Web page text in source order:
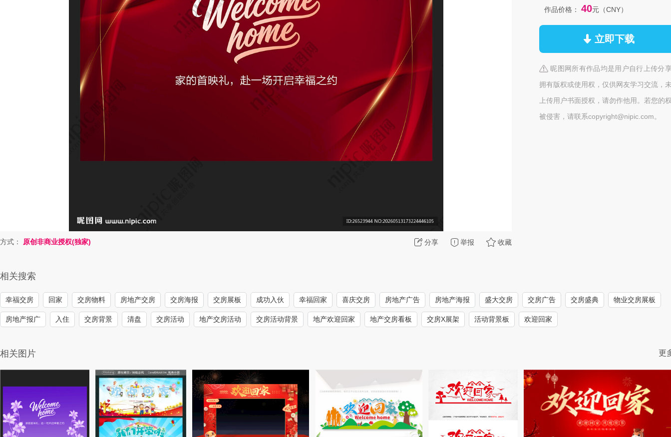
分享 举报 收藏
方式： 原创非商业授权(独家)
作品价格： 40元（CNY）
立即下载
昵图网所有作品均是用户自行上传分
拥有版权或使用权，仅供网友学习交流，
上传用户书面授权，请勿作他用。若您的
被侵害，请联系copyright@nipic.com。
相关搜索
幸福交房 回家 交房物料 房地产交房 交房海报 交房展板 成功入伙 幸福回家 喜庆交房 房地产广告 房地产海报 盛大交房 交房广告 交房盛典 物业交房展板
房地产报广 入住 交房背景 清盘 交房活动 地产交房活动 交房活动背景 地产欢迎回家 地产交房看板 交房X展架 活动背景板 欢迎回家
相关图片 更